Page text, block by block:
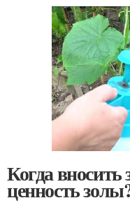
Когда вносить
ценность